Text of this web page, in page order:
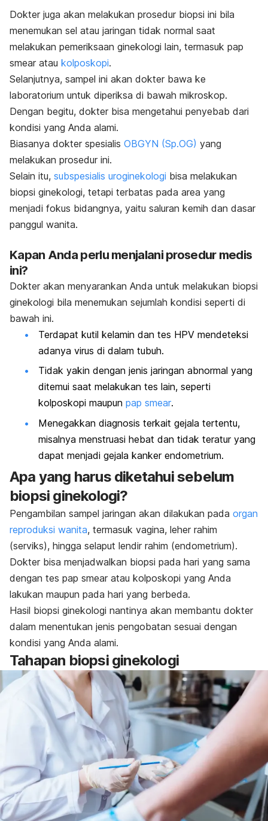
Dokter juga akan melakukan prosedur biopsi ini bila
menemukan sel atau jaringan tidak normal saat
melakukan pemeriksaan ginekologi lain, termasuk pap
smear atau kolposkopi.
Selanjutnya, sampel ini akan dokter bawa ke
laboratorium untuk diperiksa di bawah mikroskop.
Dengan begitu, dokter bisa mengetahui penyebab dari
kondisi yang Anda alami.
Biasanya dokter spesialis OBGYN (Sp.OG) yang
melakukan prosedur ini.
Selain itu, subspesialis uroginekologi bisa melakukan
biopsi ginekologi, tetapi terbatas pada area yang
menjadi fokus bidangnya, yaitu saluran kemih dan dasar
panggul wanita.
Kapan Anda perlu menjalani prosedur medis
ini?
Dokter akan menyarankan Anda untuk melakukan biopsi
ginekologi bila menemukan sejumlah kondisi seperti di
bawah ini.
Terdapat kutil kelamin dan tes HPV mendeteksi
adanya virus di dalam tubuh.
Tidak yakin dengan jenis jaringan abnormal yang
ditemui saat melakukan tes lain, seperti
kolposkopi maupun pap smear.
Menegakkan diagnosis terkait gejala tertentu,
misalnya menstruasi hebat dan tidak teratur yang
dapat menjadi gejala kanker endometrium.
Apa yang harus diketahui sebelum
biopsi ginekologi?
Pengambilan sampel jaringan akan dilakukan pada organ
reproduksi wanita, termasuk vagina, leher rahim
(serviks), hingga selaput lendir rahim (endometrium).
Dokter bisa menjadwalkan biopsi pada hari yang sama
dengan tes pap smear atau kolposkopi yang Anda
lakukan maupun pada hari yang berbeda.
Hasil biopsi ginekologi nantinya akan membantu dokter
dalam menentukan jenis pengobatan sesuai dengan
kondisi yang Anda alami.
Tahapan biopsi ginekologi